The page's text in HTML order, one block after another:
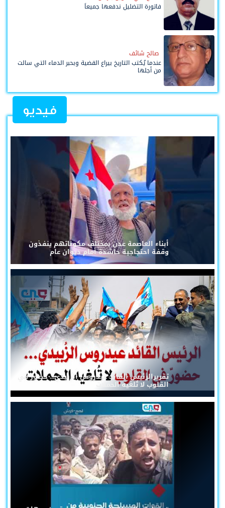
فاتورة التضليل ندفعها جميعاً
صالح شائف
عندما يُكتب التاريخ بيراع القضية وبحبر الدماء التي سالت
من أجلها
فيديو
أبناء العاصمة عدن بمختلف مكوناتهم ينفذون
وقفة احتجاجية حاشدة أمام ديوان عام
تقريرالرئيس القائد عيدروس الزُبيدي... حضورٌ في
القلوب لا تُلغيه الحملات